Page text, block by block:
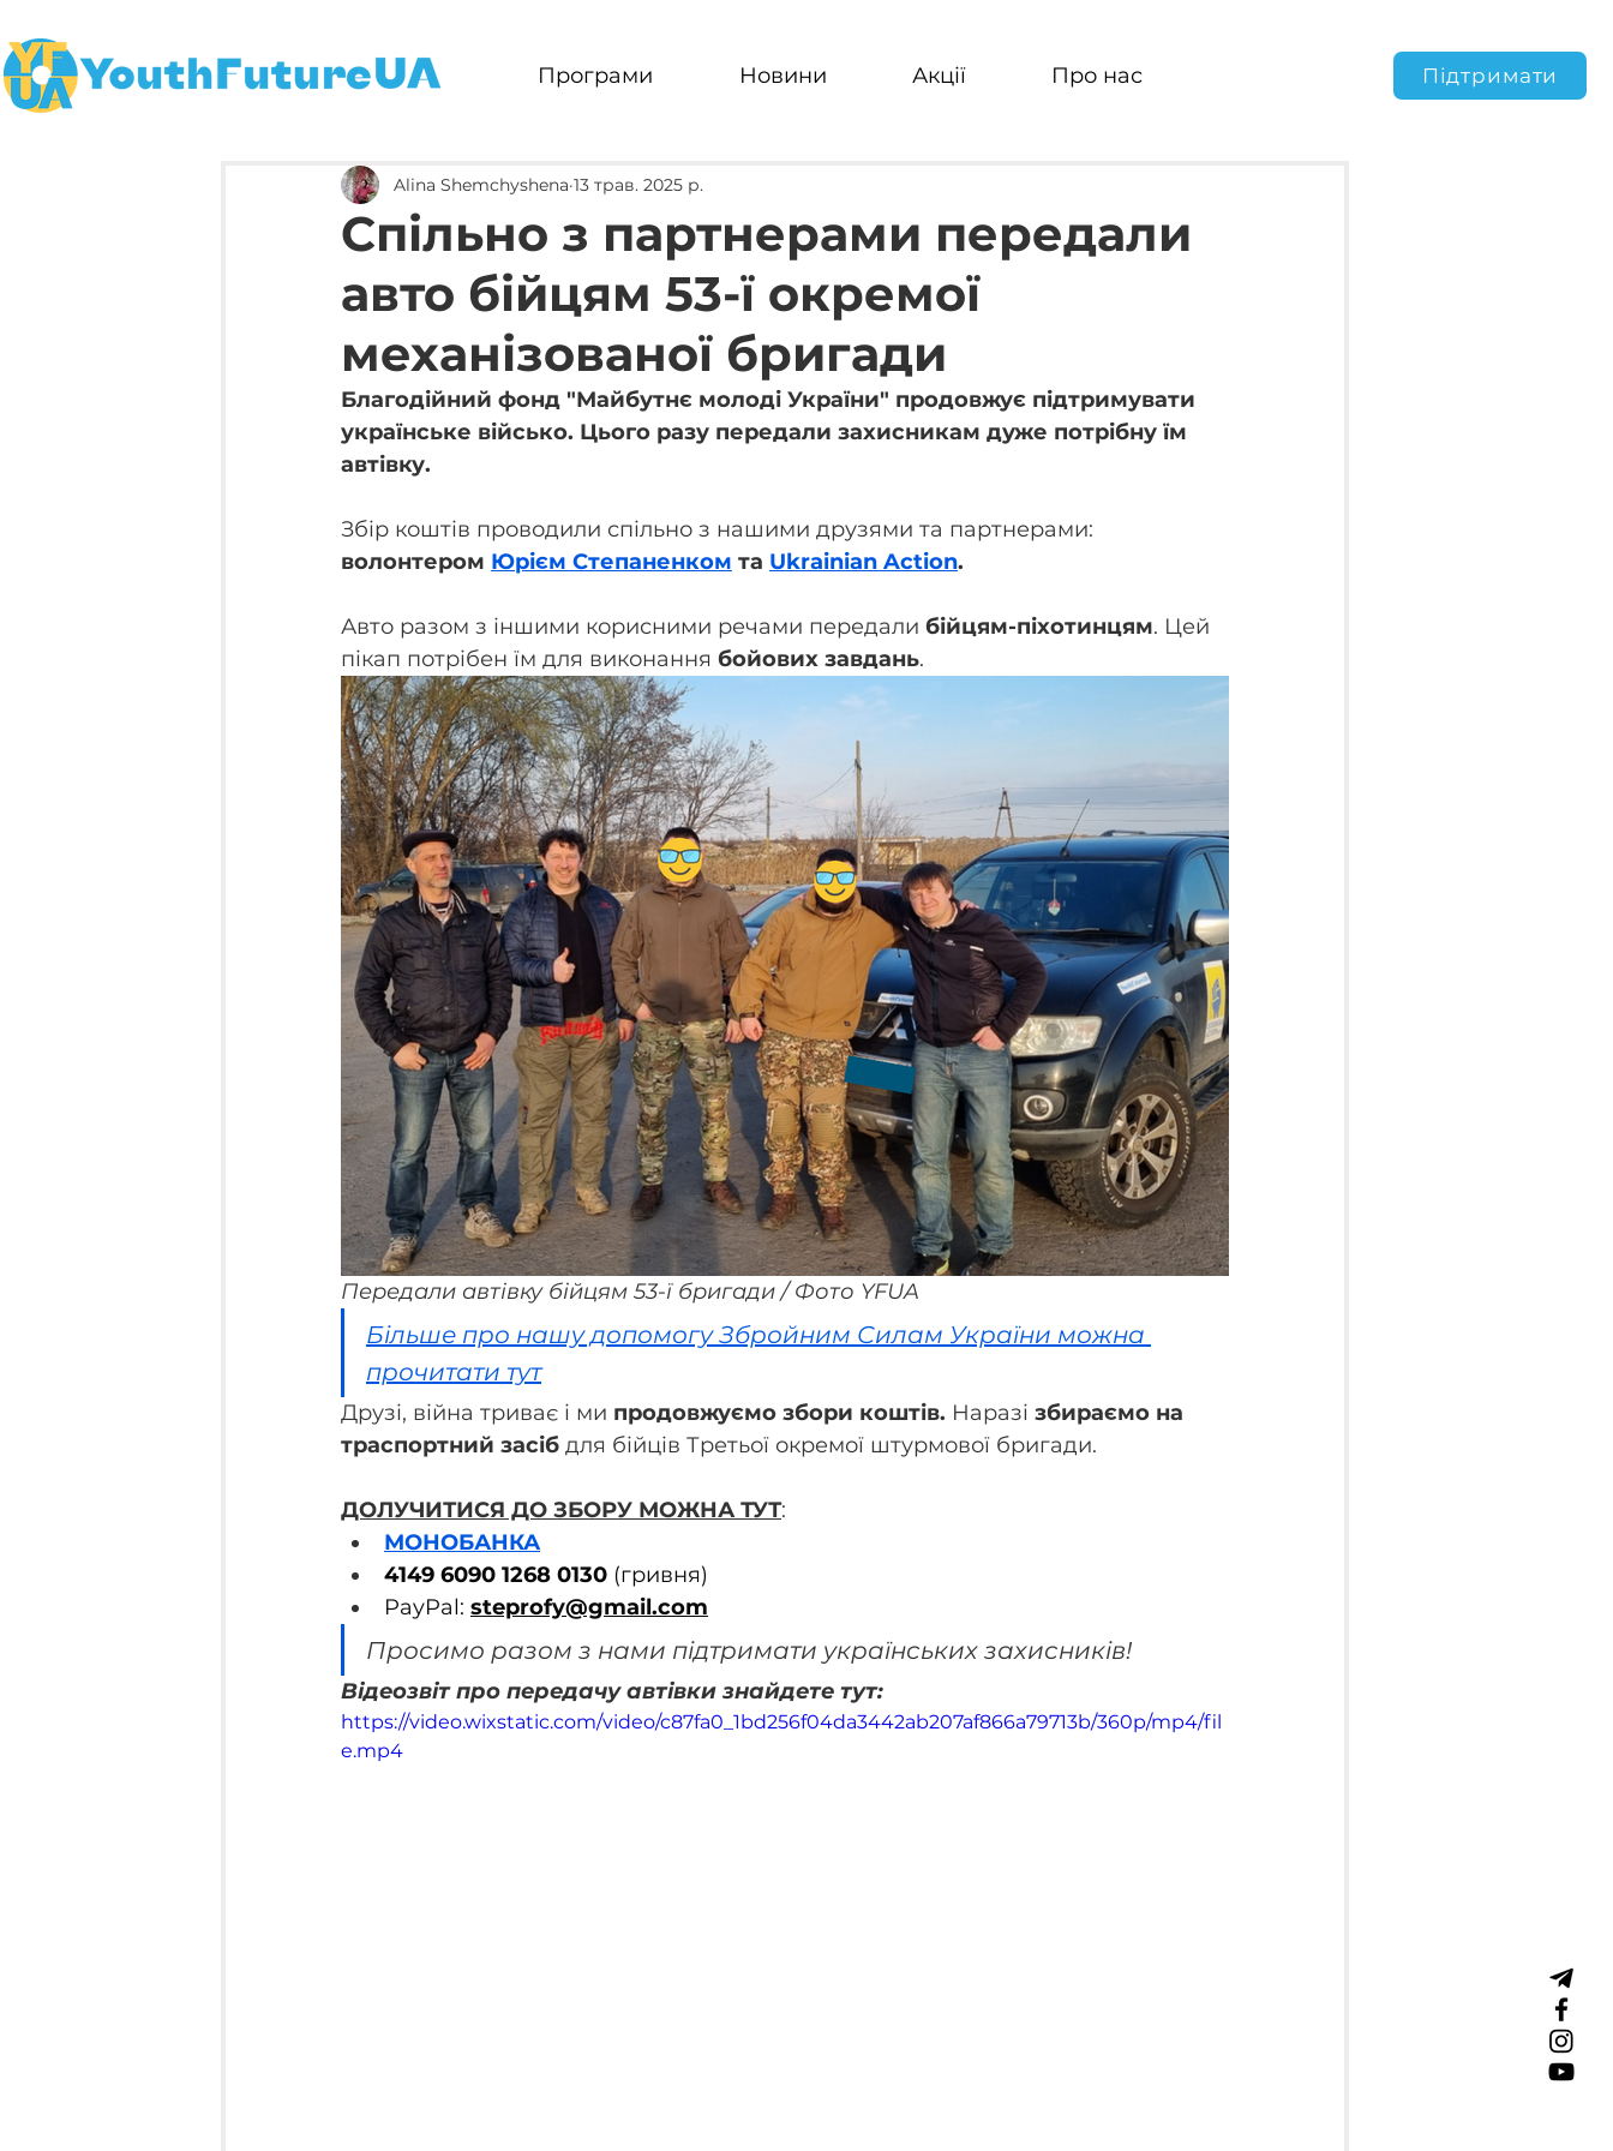
Програми Новини Акції Про нас Підтримати
Спільно з партнерами передали
авто бійцям 53-ї окремої
механізованої бригади
Alina Shemchyshena 13 трав. 2025 р.
Благодійний фонд "Майбутнє молоді України" продовжує підтримувати
українське військо. Цього разу передали захисникам дуже потрібну їм
автівку.
Збір коштів проводили спільно з нашими друзями та партнерами:
волонтером Юрієм Степаненком та Ukrainian Action.
Авто разом з іншими корисними речами передали бійцям-піхотинцям. Цей
пікап потрібен їм для виконання бойових завдань.
Передали автівку бійцям 53-ї бригади / Фото YFUA
Більше про нашу допомогу Збройним Силам України можна
прочитати тут
Друзі, війна триває і ми продовжуємо збори коштів. Наразі збираємо на
траспортний засіб для бійців Третьої окремої штурмової бригади.
ДОЛУЧИТИСЯ ДО ЗБОРУ МОЖНА ТУТ:
МОНОБАНКА
4149 6090 1268 0130 (гривня)
PayPal: steprofy@gmail.com
Просимо разом з нами підтримати українських захисників!
Відеозвіт про передачу автівки знайдете тут:
https://video.wixstatic.com/video/c87fa0_1bd256f04da3442ab207af866a79713b/360p/mp4/fil
e.mp4